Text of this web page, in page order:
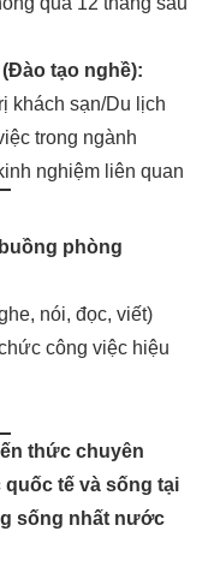
tạo nghề):
khách sạn/Du lịch
trong ngành
nghiệm liên quan
phòng
nói, đọc, viết)
công việc hiệu
thức chuyên
quốc tế và sống tại
sống nhất nước